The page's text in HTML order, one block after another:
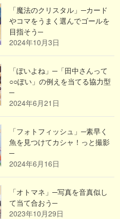
「魔法のクリスタル」─カード
やコマをうまく選んでゴールを
目指そう─
2024年10月3日
「ぽいよね」─「田中さんって
○○ぽい」の例えを当てる協力型
─
2024年6月21日
「フォトフィッシュ」─素早く
魚を見つけてカシャ！っと撮影
─
2024年6月16日
「オトマネ」─写真を音真似し
て当て合おう─
2023年10月29日